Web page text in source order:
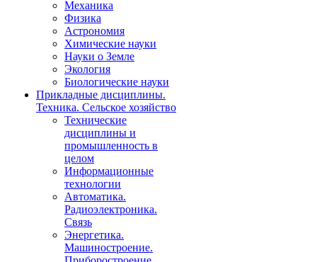
Механика
Физика
Астрономия
Химические науки
Науки о Земле
Экология
Биологические науки
Прикладные дисциплины.
Техника. Сельское хозяйство
Технические
дисциплины и
промышленность в
целом
Информационные
технологии
Автоматика.
Радиоэлектроника.
Связь
Энергетика.
Машиностроение.